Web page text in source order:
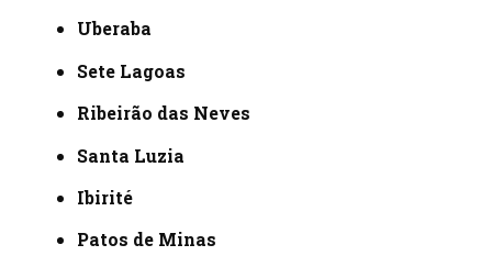
Uberaba
Sete Lagoas
Ribeirão das Neves
Santa Luzia
Ibirité
Patos de Minas